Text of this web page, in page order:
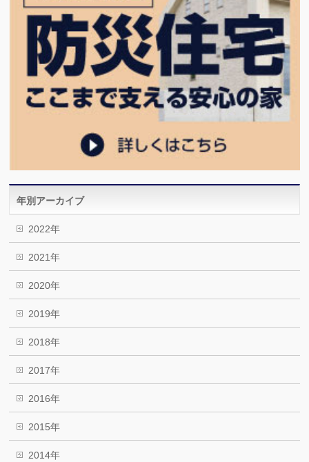
年別アーカイブ
2022年
2021年
2020年
2019年
2018年
2017年
2016年
2015年
2014年